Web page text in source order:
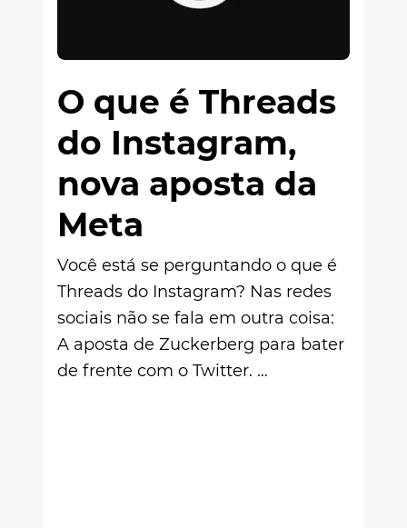
O que é Threads
do Instagram,
nova aposta da
Meta
Você está se perguntando o que é
Threads do Instagram? Nas redes
sociais não se fala em outra coisa:
A aposta de Zuckerberg para bater
de frente com o Twitter. …